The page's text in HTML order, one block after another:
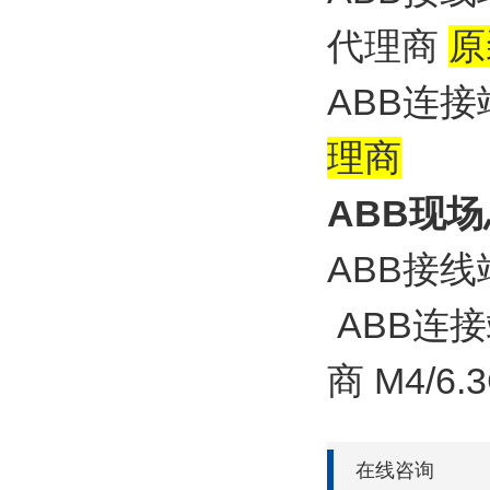
代理商
ABB连
理商
ABB现场
ABB接
ABB连
商 M4/
在线咨询